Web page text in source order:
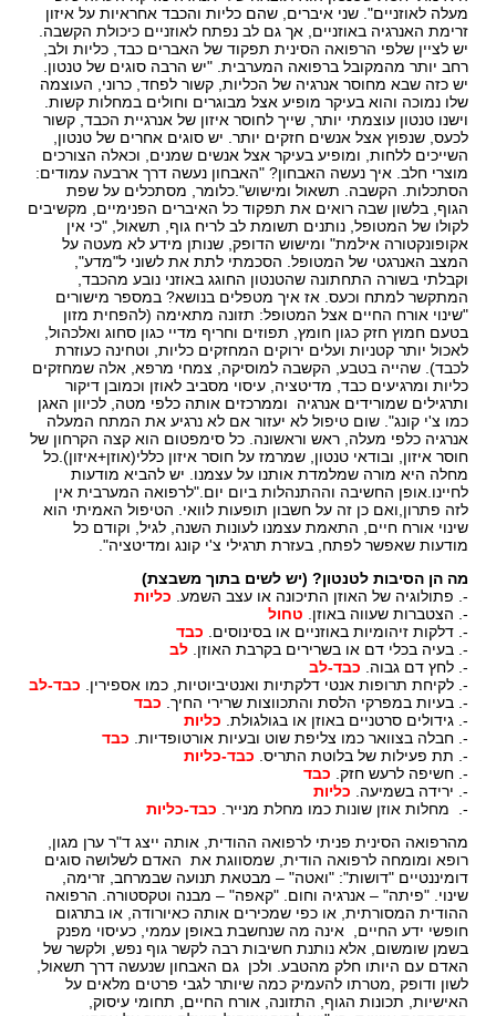
מעלה לאוזניים". שני איברים, שהם כליות והכבד אחראיות על איזון
זרימת האנרגיה באוזניים, אך גם לב נפתח לאוזניים כיכולת הקשבה.
יש לציין שלפי הרפואה הסינית תפקוד של האברים כבד, כליות ולב,
רחב יותר מהמקובל ברפואה המערבית. "יש הרבה סוגים של טנטון.
יש כזה שבא מחוסר אנרגיה של הכליות, קשור לפחד, כרוני, העוצמה
שלו נמוכה והוא בעיקר מופיע אצל מבוגרים וחולים במחלות קשות.
וישנו טנטון עוצמתי יותר, שייך לחוסר איזון של אנרגיית הכבד, קשור
לכעס, שנפוץ אצל אנשים חזקים יותר. יש סוגים אחרים של טנטון,
השייכים ללחות, ומופיע בעיקר אצל אנשים שמנים, וכאלה הצורכים
מוצרי חלב. איך נעשה האבחון? "האבחון נעשה דרך ארבעה עמודים:
הסתכלות. הקשבה. תשאול ומישוש".כלומר, מסתכלים על שפת
הגוף, בלשון שבה רואים את תפקוד כל האיברים הפנימיים, מקשיבים
לקולו של המטופל, נותנים תשומת לב לריח גוף, תשאול, "כי אין
אקופונקטורה אילמת" ומישוש הדופק, שנותן מידע לא מעטה על
המצב האנרגטי של המטופל. הסכמתי לתת את לשוני ל"מדע",
וקבלתי בשורה התחתונה שהטנטון החוגג באוזני נובע מהכבד,
המתקשר למתח וכעס. אז איך מטפלים בנושא? במספר מישורים
"שינוי אורח החיים אצל המטופל: תזונה מתאימה (להפחית מזון
בטעם חמוץ חזק כגון חומץ, תפוזים וחריף מדיי כגון סחוג ואלכהול,
לאכול יותר קטניות ועלים ירוקים המחזקים כליות, וטחינה כעוזרת
לכבד). שהייה בטבע, הקשבה למוסיקה, צמחי מרפא, אלה שמחזקים
כליות ומרגיעים כבד, מדיטציה, עיסוי מסביב לאוזן וכמובן דיקור
ותרגילים שמורידים אנרגיה וממרכזים אותה כלפי מטה, לכיוון האגן
כמו צ'י קונג". שום טיפול לא יעזור אם לא נרגיע את המתח המעלה
אנרגיה כלפי מעלה, ראש וראשונה. כל סימפטום הוא קצה הקרחון של
חוסר איזון, ובודאי טנטון, שמרמז על חוסר איזון כללי(אוזן+איזון).כל
מחלה היא מורה שמלמדת אותנו על עצמנו. יש להביא מודעות
לחיינו.אופן החשיבה וההתנהלות ביום יום."לרפואה המערבית אין
לזה פתרון,ואם כן זה על חשבון תופעות לוואי. הטיפול האמיתי הוא
שינוי אורח חיים, התאמת עצמנו לעונות השנה, לגיל, וקודם כל
מודעות שאפשר לפתח, בעזרת תרגילי צ'י קונג ומדיטציה".
מה הן הסיבות לטנטון? (יש לשים בתוך משבצת)
-. פתולוגיה של האוזן התיכונה או עצב השמע. כליות
-. הצטברות שעווה באוזן. טחול
-. דלקות זיהומיות באוזניים או בסינוסים. כבד
-. בעיה בכלי דם או בשרירים בקרבת האוזן. לב
-. לחץ דם גבוה. כבד-לב
-. לקיחת תרופות אנטי דלקתיות ואנטיביוטיות, כמו אספירין. כבד-לב
-. בעיות במפרקי הלסת והתכווצות שרירי החיך. כבד
-. גידולים סרטניים באוזן או בגולגולת. כליות
-. חבלה בצוואר כמו צליפת שוט ובעיות אורטופדיות. כבד
-. תת פעילות של בלוטת התריס. כבד-כליות
-. חשיפה לרעש חזק. כבד
-. ירידה בשמיעה. כליות
-. מחלות אוזן שונות כמו מחלת מנייר. כבד-כליות
מהרפואה הסינית פניתי לרפואה ההודית, אותה ייצג ד"ר ערן מגון,
רופא ומומחה לרפואה הודית, שמסווגת את האדם לשלושה סוגים
דומיננטיים "דושות": "ואטה" – מבטאת תנועה שבמרחב, זרימה,
שינוי. "פיתה" – אנרגיה וחום. "קאפה" – מבנה וטקסטורה. הרפואה
ההודית המסורתית, או כפי שמכירים אותה כאיורודה, או בתרגום
חופשי ידע החיים, אינה מה שנחשבת באופן עממי, כעיסוי מפנק
בשמן שומשום, אלא נותנת חשיבות רבה לקשר גוף נפש, ולקשר של
האדם עם היותו חלק מהטבע. ולכן גם האבחון שנעשה דרך תשאול,
לשון ודופק ,מטרתו להעמיק כמה שיותר לגבי פרטים מלאים על
האישיות, תכונות הגוף, התזונה, אורח החיים, תחומי עיסוק,